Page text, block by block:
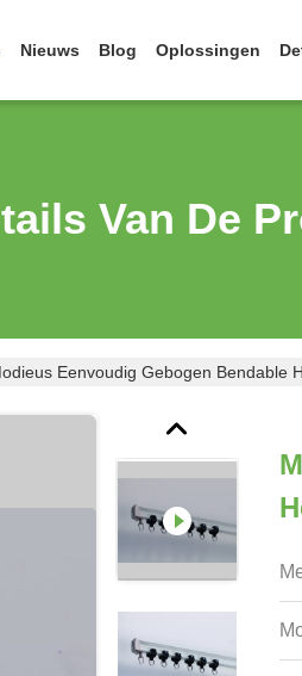
Nieuws Blog Oplossingen
Van De
Eenvoudig Gebogen Bendable